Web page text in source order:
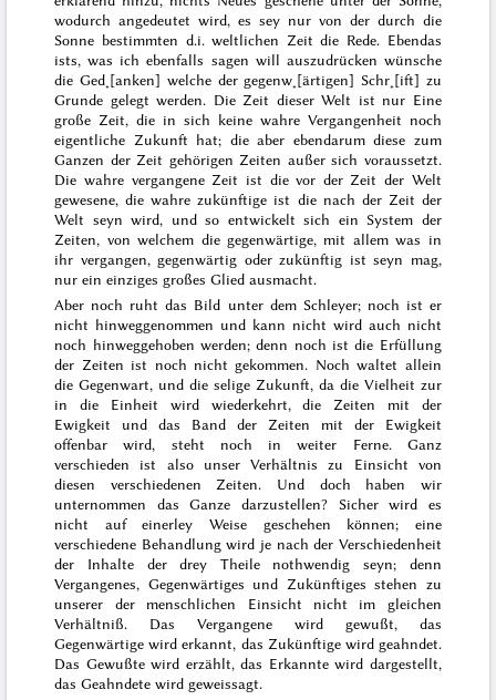
wodurch angedeutet wird, es sey nur von der durch die
Sonne bestimmten d.i. weltlichen Zeit die Rede. Ebendas
ists, was ich ebenfalls sagen will auszudrücken wünsche
die Ged˖[anken] welche der gegenw˖[ärtigen] Schr˖[ift] zu
Grunde gelegt werden. Die Zeit dieser Welt ist nur Eine
große Zeit, die in sich keine wahre Vergangenheit noch
eigentliche Zukunft hat; die aber ebendarum diese zum
Ganzen der Zeit gehörigen Zeiten außer sich voraussetzt.
Die wahre vergangene Zeit ist die vor der Zeit der Welt
gewesene, die wahre zukünftige ist die nach der Zeit der
Welt seyn wird, und so entwickelt sich ein System der
Zeiten, von welchem die gegenwärtige, mit allem was in
ihr vergangen, gegenwärtig oder zukünftig ist seyn mag,
nur ein einziges großes Glied ausmacht.
Aber noch ruht das Bild unter dem Schleyer; noch ist er
nicht hinweggenommen und kann nicht wird auch nicht
noch hinweggehoben werden;denn noch ist die Erfüllung
der Zeiten ist noch nicht gekommen. Noch waltet allein
die Gegenwart, und die selige Zukunft, da die Vielheit zur
in die Einheit wirdwiederkehrt,die Zeiten mit der
Ewigkeit und das Band der Zeiten mit der Ewigkeit
offenbar wird, steht noch in weiter Ferne. Ganz
verschieden ist also unser Verhältnis zu Einsicht von
diesen verschiedenen Zeiten. Und doch haben wir
unternommen das Ganze darzustellen? Sicher wird es
nicht auf einerley Weise geschehen können; eine
verschiedene Behandlung wird je nach der Verschiedenheit
der Inhalte der drey Theile nothwendig seyn; denn
Vergangenes, Gegenwärtiges und Zukünftiges stehen zu
unserer der menschlichen Einsicht nicht im gleichen
Verhältniß. Das Vergangene wird gewußt, das
Gegenwärtige wird erkannt, das Zukünftige wird geahndet.
Das Gewußte wird erzählt, das Erkannte wird dargestellt,
das Geahndete wird geweissagt.